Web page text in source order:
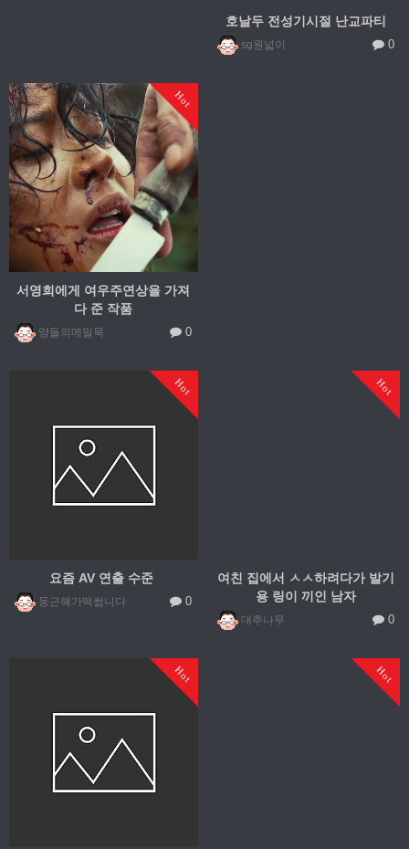
호날두 전성기시절 난교파티
sg원넓이 0
Hot
서영희에게 여우주연상을 가져
다 준 작품
양들의메밀묵 0
Hot
요즘 AV 연출 수준
둥근해가떡썹니다 0
Hot
여친 집에서 ㅅㅅ하려다가 발기
용 링이 끼인 남자
대추나무 0
Hot Hot